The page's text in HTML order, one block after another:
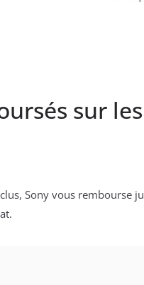
sur
Sony vous rembourse